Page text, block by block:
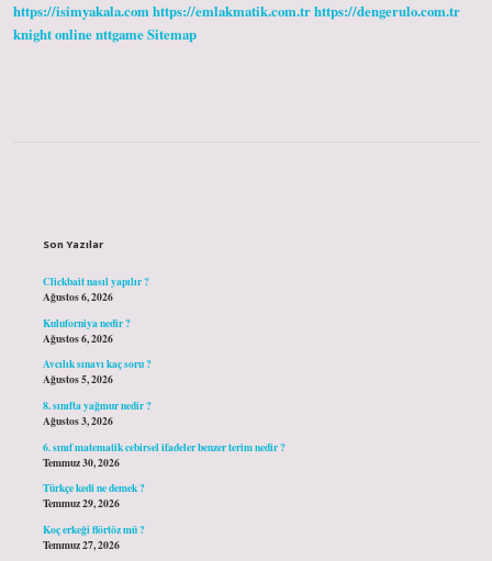
https://isimyakala.comhttps://emlakmatik.com.trhttps://dengerulo.com.tr
knight onlinenttgameSitemap
Son Yazılar
Clickbait nasıl yapılır ?
Ağustos 6, 2026
Kuluforniya nedir ?
Ağustos 6, 2026
Avcılık sınavı kaç soru ?
Ağustos 5, 2026
8. sınıfta yağmur nedir ?
Ağustos 3, 2026
6. sınıf matematik cebirsel ifadeler benzer terim nedir ?
Temmuz 30, 2026
Türkçe kedi ne demek ?
Temmuz 29, 2026
Koç erkeği flörtöz mü ?
Temmuz 27, 2026